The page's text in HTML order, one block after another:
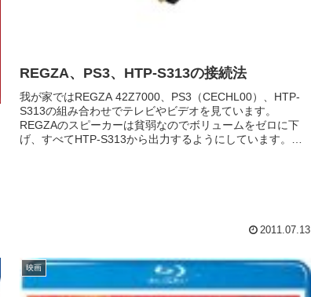
REGZA、PS3、HTP-S313の接続法
我が家ではREGZA 42Z7000、PS3（CECHL00）、HTP-
S313の組み合わせでテレビやビデオを見ています。
REGZAのスピーカーは貧弱なのでボリュームをゼロに下
げ、すべてHTP-S313から出力するようにしています。接
2011.07.13
映画